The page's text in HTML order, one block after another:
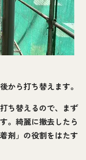
から打ち替えます。
ち替えるので、まず
。綺麗に撤去したら
剤」の役割をはたす